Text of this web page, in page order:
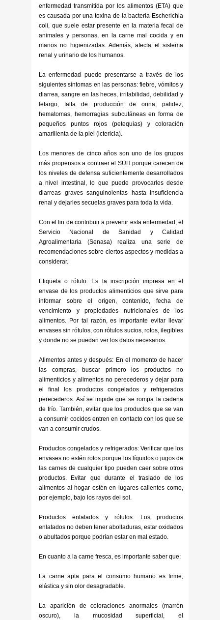
enfermedad transmitida por los alimentos (ETA) que
es causada por una toxina de la bacteria Escherichia
coli, que suele estar presente en la materia fecal de
animales y personas, en la carne mal cocida y en
manos no higienizadas. Además, afecta el sistema
renal y urinario de los humanos.
La enfermedad puede presentarse a través de los
siguientes síntomas en las personas: fiebre, vómitos y
diarrea, sangre en las heces, irritabilidad, debilidad y
letargo, falta de producción de orina, palidez,
hematomas, hemorragias subcutáneas en forma de
pequeños puntos rojos (petequias) y coloración
amarillenta de la piel (ictericia).
Los menores de cinco años son uno de los grupos
más propensos a contraer el SUH porque carecen de
los niveles de defensa suficientemente desarrollados
a nivel intestinal, lo que puede provocarles desde
diarreas graves sanguinolentas hasta insuficiencia
renal y dejarles secuelas graves para toda la vida.
Con el fin de contribuir a prevenir esta enfermedad, el
Servicio Nacional de Sanidad y Calidad
Agroalimentaria (Senasa) realiza una serie de
recomendaciones sobre ciertos aspectos y medidas a
considerar.
Etiqueta o rótulo: Es la inscripción impresa en el
envase de los productos alimenticios que sirve para
informar sobre el origen, contenido, fecha de
vencimiento y propiedades nutricionales de los
alimentos. Por tal razón, es importante evitar llevar
envases sin rótulos, con rótulos sucios, rotos, ilegibles
y donde no se puedan ver los datos necesarios.
Alimentos antes y después: En el momento de hacer
las compras, buscar primero los productos no
alimenticios y alimentos no perecederos y dejar para
el final los productos congelados y refrigerados
perecederos. Así se impide que se rompa la cadena
de frío. También, evitar que los productos que se van
a consumir cocidos entren en contacto con los que se
van a consumir crudos.
Productos congelados y refrigerados: Verificar que los
envases no estén rotos porque los líquidos o jugos de
las carnes de cualquier tipo pueden caer sobre otros
productos. Evitar que durante el traslado de los
alimentos al hogar estén en lugares calientes como,
por ejemplo, bajo los rayos del sol.
Productos enlatados y rótulos: Los productos
enlatados no deben tener abolladuras, estar oxidados
o abultados porque podrían estar en mal estado.
En cuanto a la carne fresca, es importante saber que:
La carne apta para el consumo humano es firme,
elástica y sin olor desagradable.
La aparición de coloraciones anormales (marrón
oscuro), la mucosidad superficial, el